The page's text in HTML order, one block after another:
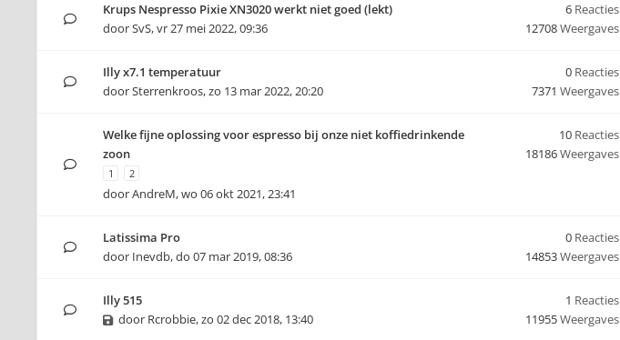
Krups Nespresso Pixie XN3020 werkt niet goed (lekt)
doorSvS,vr 27 mei 2022, 09:36
6 Reacties
12708Weergaves
Illy x7.1 temperatuur
doorSterrenkroos,zo 13 mar 2022, 20:20
0 Reacties
7371 Weergaves
Welke fijne oplossing voor espresso bij onze niet koffiedrinkende
zoon
1 2
doorAndreM,wo 06 okt 2021, 23:41
10 Reacties
18186Weergaves
Latissima Pro
door Inevdb,do 07 mar 2019, 08:36
0 Reacties
14853Weergaves
Illy 515
door Rcrobbie,zo 02 dec 2018, 13:40
1 Reacties
11955Weergaves